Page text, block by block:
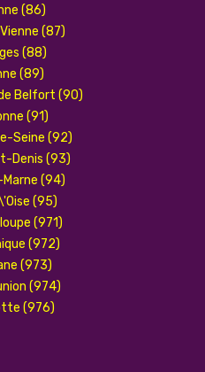
(86)
(87)
(88)
(89)
Belfort (90)
(91)
Seine (92)
Denis (93)
Marne (94)
(95)
(971)
(972)
(973)
(974)
(976)